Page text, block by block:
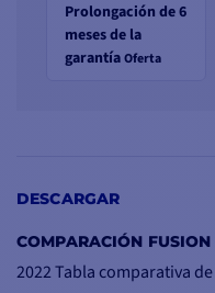
Prolongación de 6
meses de la
garantíaOferta
DESCARGAR
COMPARACIÓN FUSION
2022 Tabla comparativa